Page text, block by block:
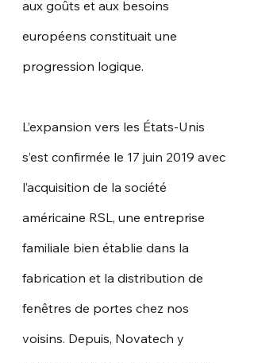
aux goûts et aux besoins
européens constituait une
progression logique.
L’expansion vers les États-Unis
s’est confirmée le 17 juin 2019 avec
l’acquisition de la société
américaine RSL, une entreprise
familiale bien établie dans la
fabrication et la distribution de
fenêtres de portes chez nos
voisins. Depuis, Novatech y